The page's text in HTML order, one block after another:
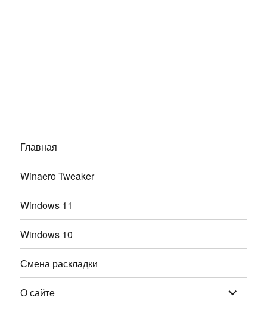
Главная
Winaero Tweaker
Windows 11
Windows 10
Смена раскладки
О сайте раскрыть
дочернее
меню